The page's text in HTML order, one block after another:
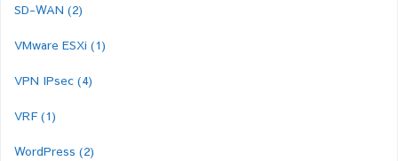
SD-WAN (2)
VMware ESXi (1)
VPN IPsec (4)
VRF(1)
WordPress (2)